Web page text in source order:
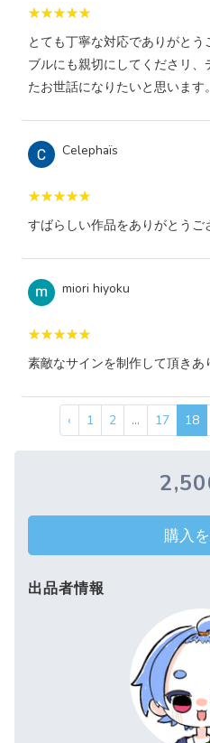
とても丁寧な対応でありがと
ブルにも親切にしてくださリ
たお世話になりたいと思います。
Celephaïs
すばらしい作品をありがとうご
miori hiyoku
素敵なサインを制作して頂きあ
‹ 1 2 ... 17 18
購入
出品者情報